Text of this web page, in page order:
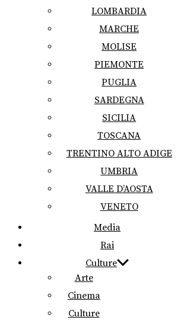
LOMBARDIA
MARCHE
MOLISE
PIEMONTE
PUGLIA
SARDEGNA
SICILIA
TOSCANA
TRENTINO ALTO ADIGE
UMBRIA
VALLE D’AOSTA
VENETO
Media
Rai
Culture
Arte
Cinema
Culture